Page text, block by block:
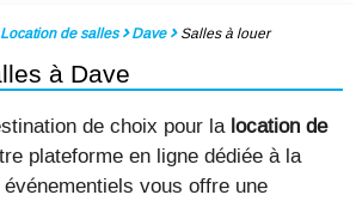
Location de salles Dave Salles à louer
à Dave
de choix pour la location de
plateforme en ligne dédiée à la
vous offre une